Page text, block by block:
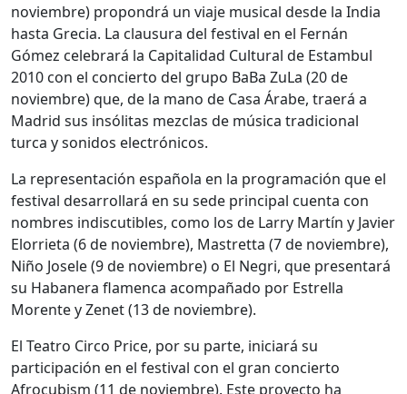
noviembre) propondrá un viaje musical desde la India
hasta Grecia. La clausura del festival en el Fernán
Gómez celebrará la Capitalidad Cultural de Estambul
2010 con el concierto del grupo BaBa ZuLa (20 de
noviembre) que, de la mano de Casa Árabe, traerá a
Madrid sus insólitas mezclas de música tradicional
turca y sonidos electrónicos.
La representación española en la programación que el
festival desarrollará en su sede principal cuenta con
nombres indiscutibles, como los de Larry Martín y Javier
Elorrieta (6 de noviembre), Mastretta (7 de noviembre),
Niño Josele (9 de noviembre) o El Negri, que presentará
su Habanera flamenca acompañado por Estrella
Morente y Zenet (13 de noviembre).
El Teatro Circo Price, por su parte, iniciará su
participación en el festival con el gran concierto
Afrocubism (11 de noviembre). Este proyecto ha